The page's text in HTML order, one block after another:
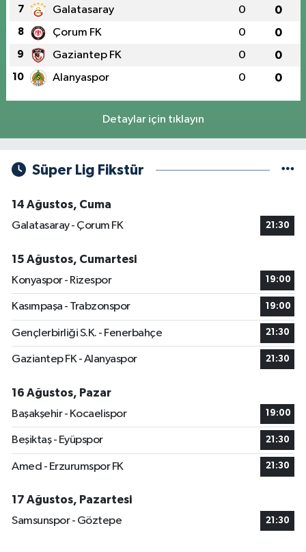
7 Galatasaray 0 0
8 Çorum FK 0 0
9 Gaziantep FK 0 0
10 Alanyaspor 0 0
Detaylar için tıklayın
Süper Lig Fikstür
14 Ağustos, Cuma
Galatasaray - Çorum FK
21:30
15 Ağustos, Cumartesi
Konyaspor - Rizespor
19:00
Kasımpaşa - Trabzonspor 19:00
Gençlerbirliği S.K. - Fenerbahçe 21:30
Gaziantep FK - Alanyaspor 21:30
16 Ağustos, Pazar
Başakşehir - Kocaelispor
19:00
Beşiktaş - Eyüpspor 21:30
Amed - Erzurumspor FK 21:30
17 Ağustos, Pazartesi
Samsunspor - Göztepe
21:30